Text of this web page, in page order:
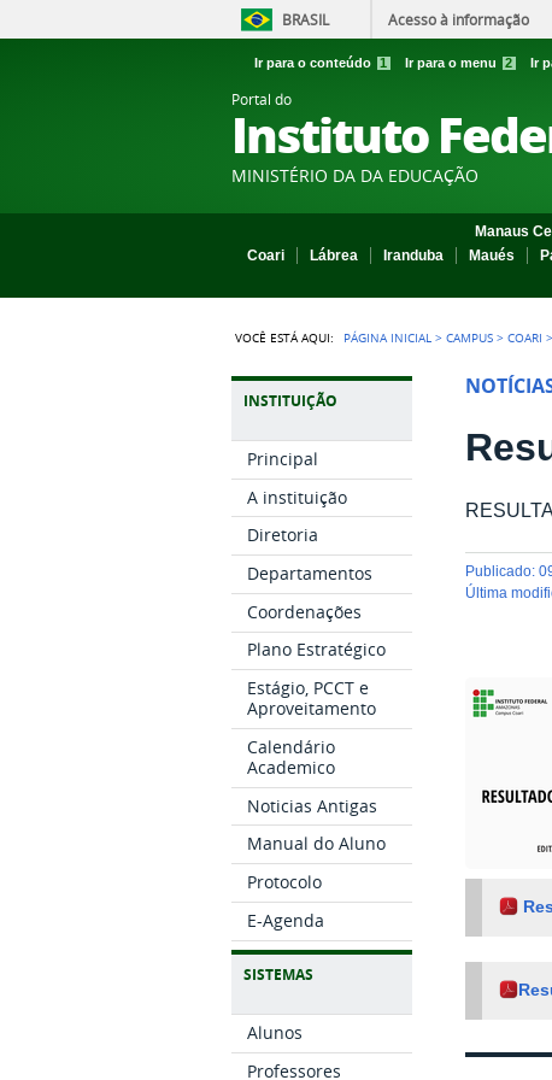
BRASIL Acesso à informação
Ir para o conteúdo 1 Ir para o menu 2 Ir
Portal do
Instituto
MINISTÉRIO DA DA EDUCAÇÃO
Manaus
Coari
Lábrea Iranduba Maués
VOCÊ ESTÁ AQUI: PÁGINA INICIAL >CAMPUS >COARI >
INSTITUIÇÃO
Principal
A instituição
Diretoria
Departamentos
Coordenações
Plano Estratégico
Estágio, PCCT e
Aproveitamento
Calendário
Academico
Noticias Antigas
Manual do Aluno
Protocolo
E-Agenda
SISTEMAS
Alunos
Professores
publicado:
última